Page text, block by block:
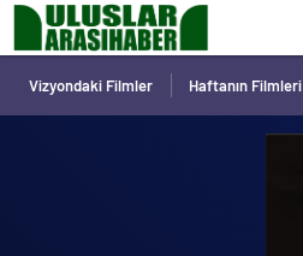
Vizyondaki Filmler Haftanın Filmleri